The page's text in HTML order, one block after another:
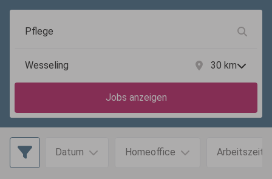
30 km
Jobs anzeigen
Datum Homeoffice Arbeitszeit